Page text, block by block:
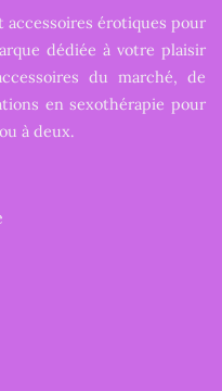
accessoires érotiques pour
dédiée à votre plaisir
du marché, de
en sexothérapie pour
à deux.